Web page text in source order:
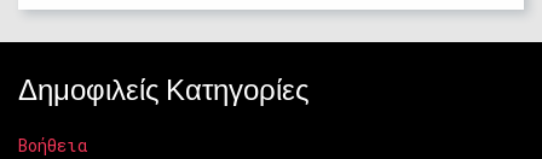
Δημοφιλείς Κατηγορίες
Βοήθεια